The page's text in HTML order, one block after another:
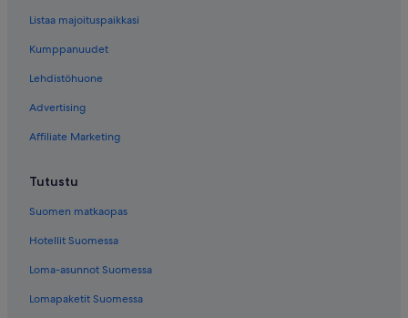
Listaa majoituspaikkasi
Kumppanuudet
Lehdistöhuone
Advertising
Affiliate Marketing
Tutustu
Suomen matkaopas
Hotellit Suomessa
Loma-asunnot Suomessa
Lomapaketit Suomessa